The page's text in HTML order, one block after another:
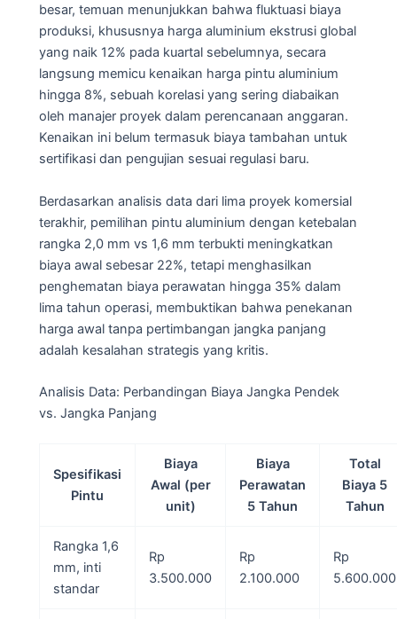
besar, temuan menunjukkan bahwa fluktuasi biaya
produksi, khususnya harga aluminium ekstrusi global
yang naik 12% pada kuartal sebelumnya, secara
langsung memicu kenaikan harga pintu aluminium
hingga 8%, sebuah korelasi yang sering diabaikan
oleh manajer proyek dalam perencanaan anggaran.
Kenaikan ini belum termasuk biaya tambahan untuk
sertifikasi dan pengujian sesuai regulasi baru.
Berdasarkan analisis data dari lima proyek komersial
terakhir, pemilihan pintu aluminium dengan ketebalan
rangka 2,0 mm vs 1,6 mm terbukti meningkatkan
biaya awal sebesar 22%, tetapi menghasilkan
penghematan biaya perawatan hingga 35% dalam
lima tahun operasi, membuktikan bahwa penekanan
harga awal tanpa pertimbangan jangka panjang
adalah kesalahan strategis yang kritis.
Analisis Data: Perbandingan Biaya Jangka Pendek
vs. Jangka Panjang
Spesifikasi
Pintu
Biaya
Awal (per
unit)
Biaya
Perawatan
5 Tahun
Total
Biaya 5
Tahun
Rangka 1,6
mm, inti
standar
Rp
3.500.000
Rp
2.100.000
Rp
5.600.000